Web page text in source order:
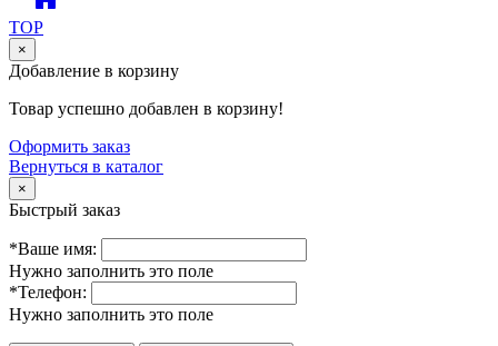
TOP
×
Добавление в корзину
Товар успешно добавлен в корзину!
Оформить заказ
Вернуться в каталог
×
Быстрый заказ
*Ваше имя:
Нужно заполнить это поле
*Телефон:
Нужно заполнить это поле